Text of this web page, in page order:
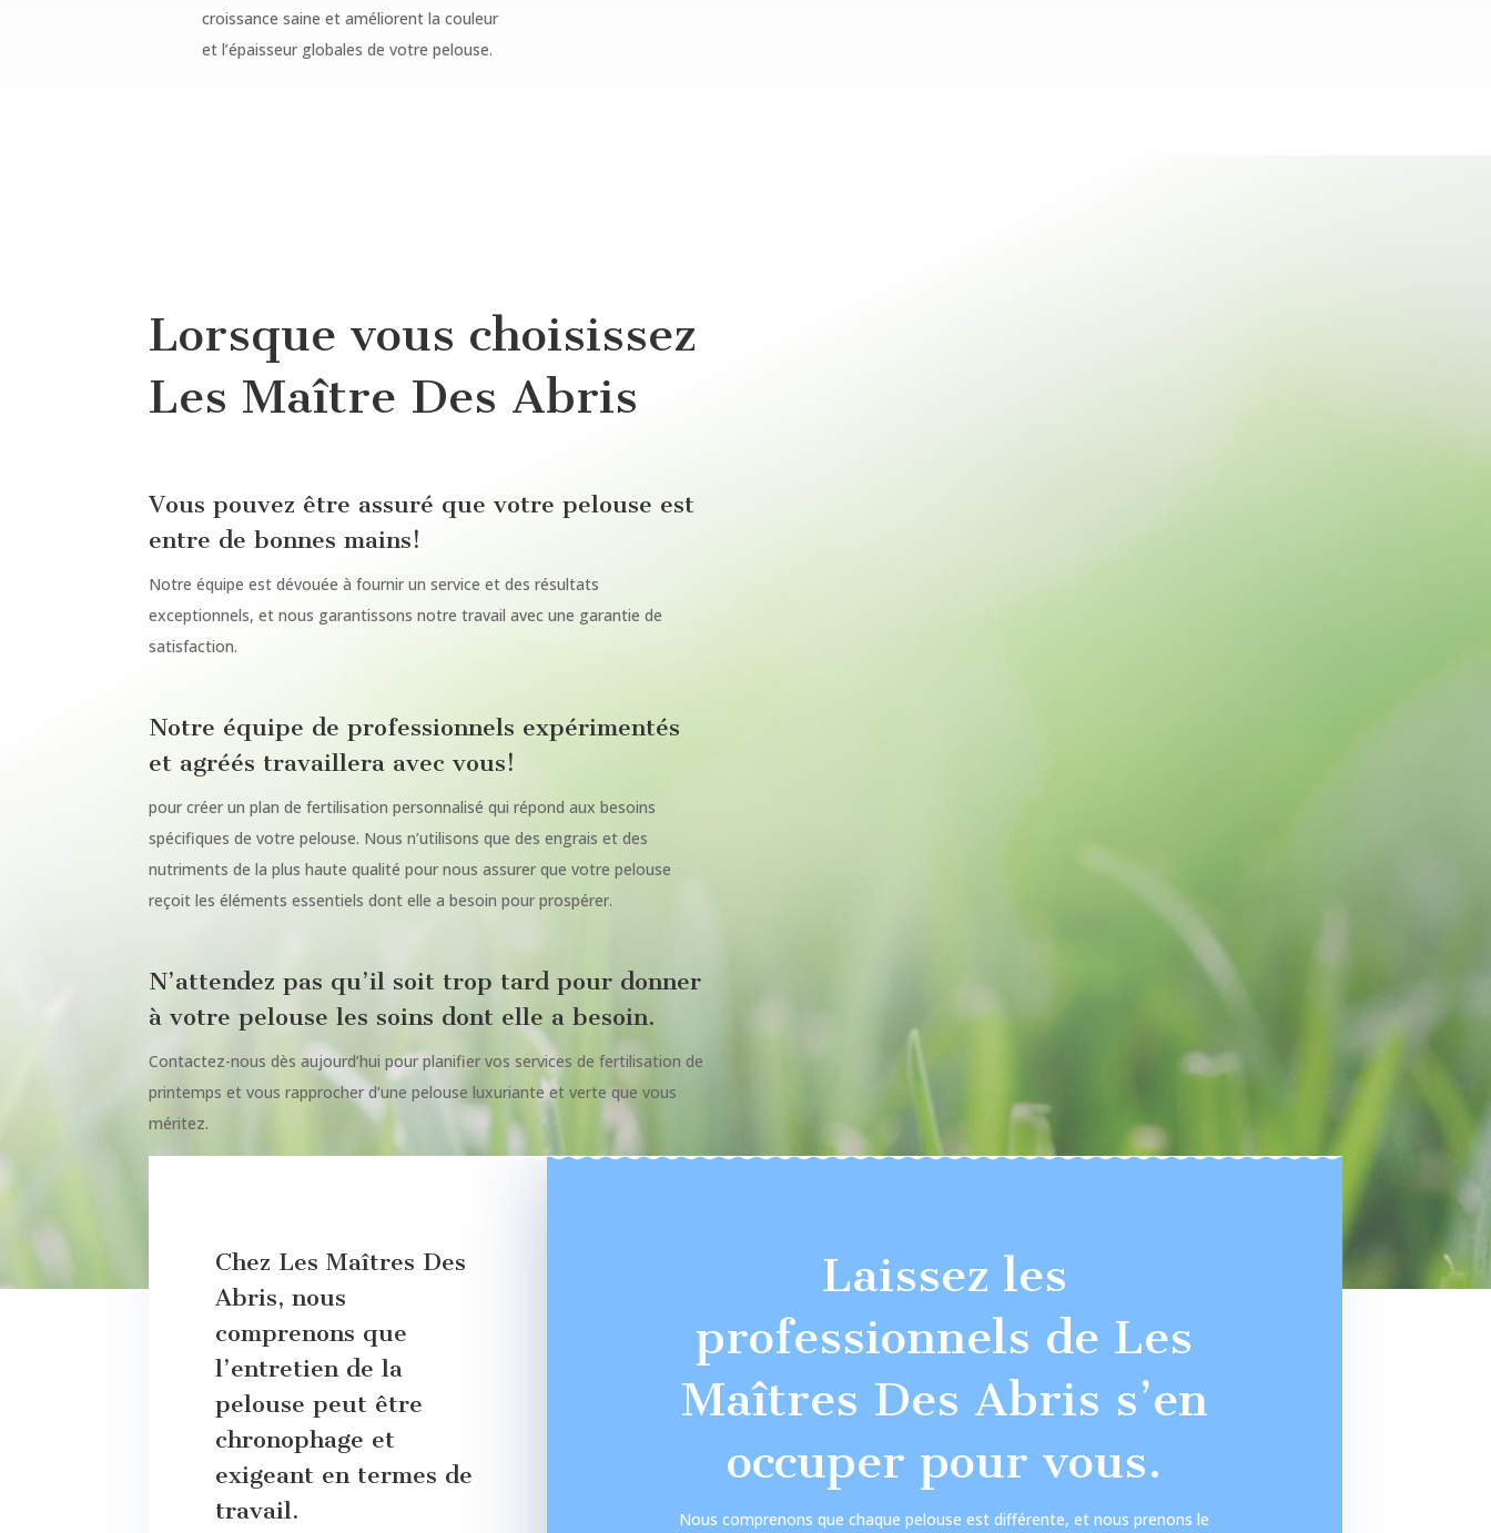
croissance saine et améliorent la couleur
et l’épaisseur globales de votre pelouse.
Lorsque vous choisissez
Les Maître Des Abris
Vous pouvez être assuré que votre pelouse est
entre de bonnes mains!
Notre équipe est dévouée à fournir un service et des résultats
exceptionnels, et nous garantissons notre travail avec une garantie de
satisfaction.
Notre équipe de professionnels expérimentés
et agréés travaillera avec vous!
pour créer un plan de fertilisation personnalisé qui répond aux besoins
spécifiques de votre pelouse. Nous n’utilisons que des engrais et des
nutriments de la plus haute qualité pour nous assurer que votre pelouse
reçoit les éléments essentiels dont elle a besoin pour prospérer.
N’attendez pas qu’il soit trop tard pour donner
à votre pelouse les soins dont elle a besoin.
Contactez-nous dès aujourd’hui pour planifier vos services de fertilisation de
printemps et vous rapprocher d’une pelouse luxuriante et verte que vous
méritez.
Chez Les Maîtres Des
Abris, nous
comprenons que
l’entretien de la
pelouse peut être
chronophage et
exigeant en termes de
travail.
Laissez les
professionnels de Les
Maîtres Des Abris s’en
occuper pour vous.
Nous comprenons que chaque pelouse est différente, et nous prenons le